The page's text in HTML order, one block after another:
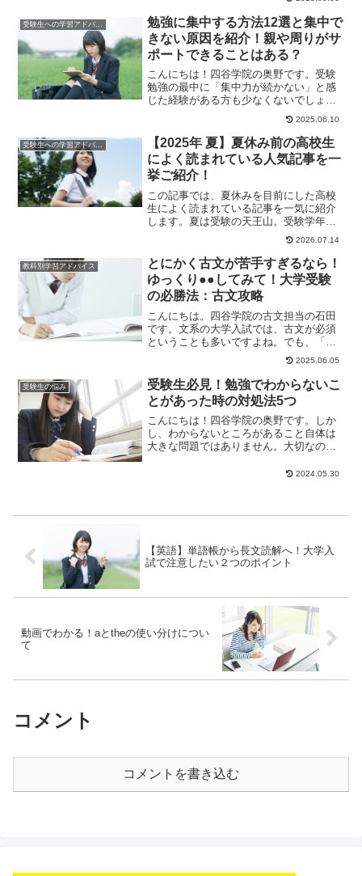
勉強に集中する方法12選と集中で
きない原因を紹介！親や周りがサ
ポートできることはある？
こんにちは！四谷学院の奥野です。受験
勉強の最中に「集中力が続かない」と感
じた経験がある方も少なくないでしょ
う。一方で集中力は、環境を整えたり意
2025.06.10
受験生への学習アドバイス
【2025年 夏】夏休み前の高校生
によく読まれている人気記事を一
挙ご紹介！
この記事では、夏休みを目前にした高校
生によく読まれている記事を一気に紹介
します。夏は受験の天王山。受験学年の3
年生に限らず、1・2年生もライバルが一
2026.07.14
教科別学習アドバイス
とにかく古文が苦手すぎるなら！
ゆっくり●●してみて！大学受験
の必勝法：古文攻略
こんにちは。四谷学院の古文担当の石田
です。文系の大学入試では、古文が必須
ということも多いですよね。でも、「古
文が嫌い！」「全然わからない！」とい
2025.06.05
受験生の悩み
受験生必見！勉強でわからないこ
とがあった時の対処法5つ
こんにちは！四谷学院の奥野です。しか
し、わからないところがあること自体は
大きな問題ではありません。大切なの
2024.05.30
【英語】単語帳から長文読解へ！大学入
試で注意したい２つのポイント
動画でわかる！aとtheの使い分けについ
て
コメント
コメントを書き込む